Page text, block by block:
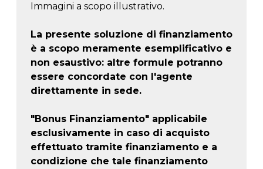
Immagini a scopo illustrativo.
La presente soluzione di finanziamento
è a scopo meramente esemplificativo e
non esaustivo: altre formule potranno
essere concordate con l'agente
direttamente in sede.
"Bonus Finanziamento" applicabile
esclusivamente in caso di acquisto
effettuato tramite finanziamento e a
condizione che tale finanziamento